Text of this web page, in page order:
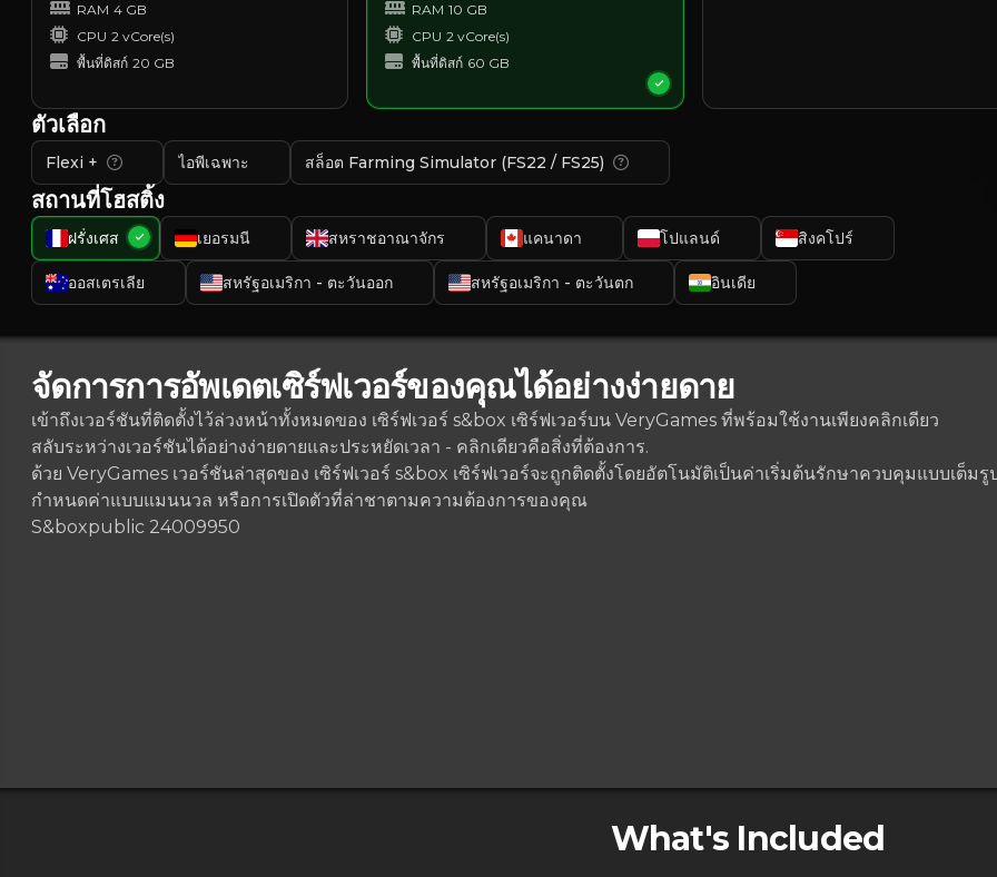
RAM 4 GB
CPU 2 vCore(s)
พื้นที่ดิสก์ 20 GB
RAM 10 GB
CPU 2 vCore(s)
พื้นที่ดิสก์ 60 GB
ตัวเลือก
Flexi + ไอพีเฉพาะ สล็อต Farming Simulator (FS22 / FS25)
สถานที่โฮสติ้ง
ฝรั่งเศส เยอรมนี สหราชอาณาจักร แคนาดา โปแลนด์ สิงคโปร์
ออสเตรเลีย สหรัฐอเมริกา - ตะวันออก สหรัฐอเมริกา - ตะวันตก อินเดีย
จัดการการอัพเดตเซิร์ฟเวอร์ของคุณได้อย่างง่ายดาย
เข้าถึงเวอร์ชันที่ติดตั้งไว้ล่วงหน้าทั้งหมดของ เซิร์ฟเวอร์ s&box เซิร์ฟเวอร์บน VeryGames ที่พร้อมใช้งานเพียงคลิกเดียว
สลับระหว่างเวอร์ชันได้อย่างง่ายดายและประหยัดเวลา - คลิกเดียวคือสิ่งที่ต้องการ.
ด้วย VeryGames เวอร์ชันล่าสุดของ เซิร์ฟเวอร์ s&box เซิร์ฟเวอร์จะถูกติดตั้งโดยอัตโนมัติเป็นค่าเริ่มต้นรักษาควบคุมแบบเต็
กำหนดค่าแบบแมนนวล หรือการเปิดตัวที่ล่าชาตามความต้องการของคุณ
S&boxpublic 24009950
What's Included